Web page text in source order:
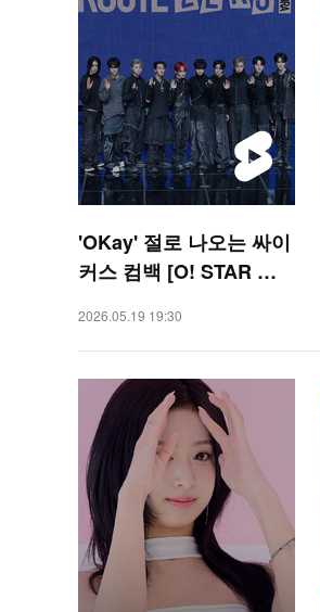
'OKay' 절로 나오는 싸이
커스 컴백 [O! STAR 숏
2026.05.19 19:30